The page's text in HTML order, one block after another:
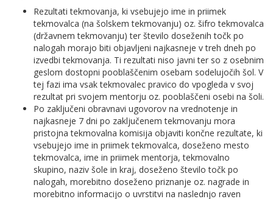
Rezultati tekmovanja, ki vsebujejo ime in priimek
tekmovalca (na šolskem tekmovanju) oz. šifro tekmovalca
(državnem tekmovanju) ter število doseženih točk po
nalogah morajo biti objavljeni najkasneje v treh dneh po
izvedbi tekmovanja. Ti rezultati niso javni ter so z osebnim
geslom dostopni pooblaščenim osebam sodelujočih šol. V
tej fazi ima vsak tekmovalec pravico do vpogleda v svoj
rezultat pri svojem mentorju oz. pooblaščeni osebi na šoli.
Po zaključeni obravnavi ugovorov na vrednotenje in
najkasneje 7 dni po zaključenem tekmovanju mora
pristojna tekmovalna komisija objaviti končne rezultate, ki
vsebujejo ime in priimek tekmovalca, doseženo mesto
tekmovalca, ime in priimek mentorja, tekmovalno
skupino, naziv šole in kraj, doseženo število točk po
nalogah, morebitno doseženo priznanje oz. nagrade in
morebitno informacijo o uvrstitvi na naslednjo raven